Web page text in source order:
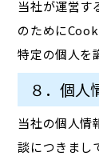
当社が運営す
のために
特定の個人を
８．個人
当社の個人情
談につきまし